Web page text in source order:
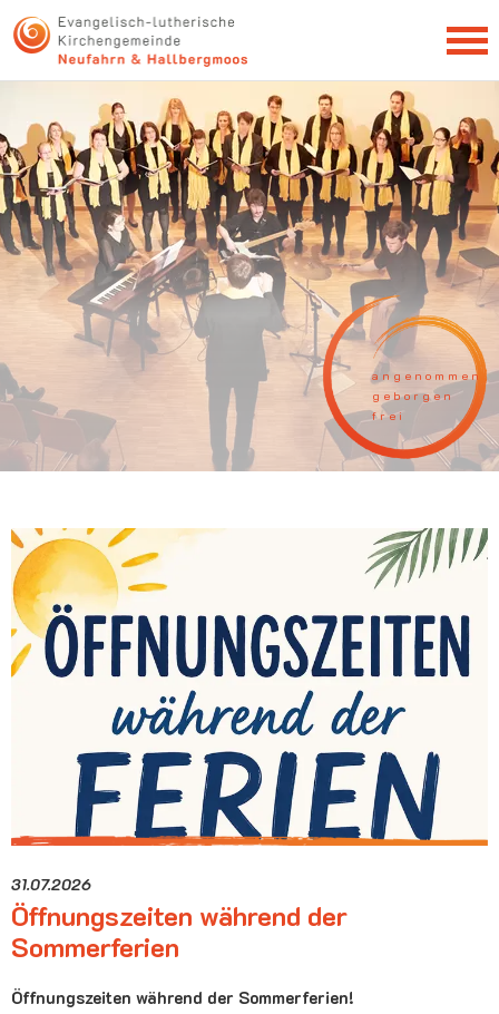
NEWSLETTER
a n g e n o m m e n
g e b o r g e n
f r e i
31.07.2026
Öffnungszeiten während der
Sommerferien
Öffnungszeiten während der Sommerferien!